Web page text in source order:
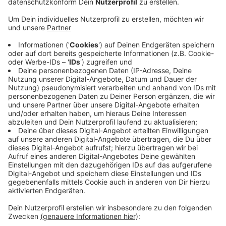
Anzeige
In diesem Jahr steht der Schulpreis im Zeichen der
Corona-Pandemie. Ausgezeichnet werden Schulen, die
im Umgang mit Corona innovative Konzepte
entwickelt haben. Die Siebengebirgsschule wurde
dabei in der Kategorie Bildungsgerechtigkeit nominiert.
Sie hatte schon eine Woche nach Beginn des ersten
Lockdowns eine Lernplattform zur Verfügung gestellt,
mit der die Kinder selbstständig lernen konnten. Durch
die Finalteilnahme hat die Siebengebirgsschule bereits
5.000 Euro sicher, sollte sie den Preis gewinnen,
bekäme sie 10.000 Euro.CM